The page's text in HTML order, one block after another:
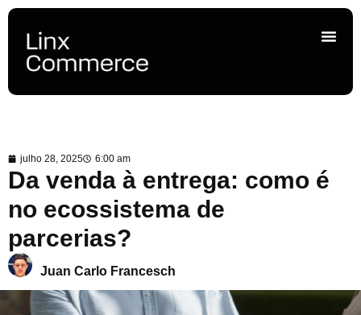
julho 28, 2025 6:00 am
Da venda à entrega: como é
no ecossistema de
parcerias?
Juan Carlo Francesch